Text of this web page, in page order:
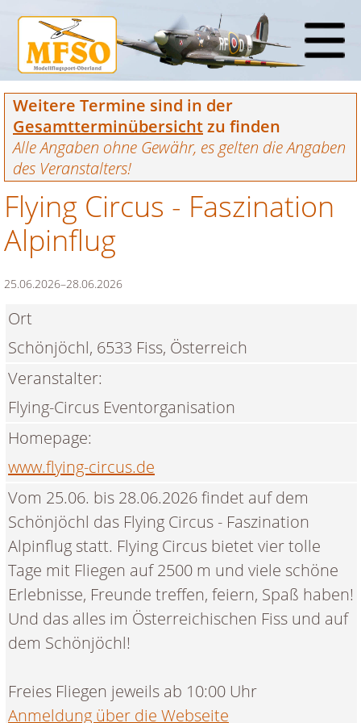
Weitere Termine sind in der
Gesamtterminübersichtzu finden
Alle Angaben ohne Gewähr, es gelten die Angaben
des Veranstalters!
Flying Circus - Faszination
Alpinflug
25.06.2026–28.06.2026
Ort
Schönjöchl, 6533 Fiss, Österreich
Veranstalter:
Flying-Circus Eventorganisation
Homepage:
www.flying-circus.de
Vom 25.06. bis 28.06.2026 findet auf dem
Schönjöchl das Flying Circus - Faszination
Alpinflug statt. Flying Circus bietet vier tolle
Tage mit Fliegen auf 2500 m und viele schöne
Erlebnisse, Freunde treffen, feiern, Spaß haben!
Und das alles im Österreichischen Fiss und auf
dem Schönjöchl!
Freies Fliegen jeweils ab 10:00 Uhr
Anmeldung über die Webseite